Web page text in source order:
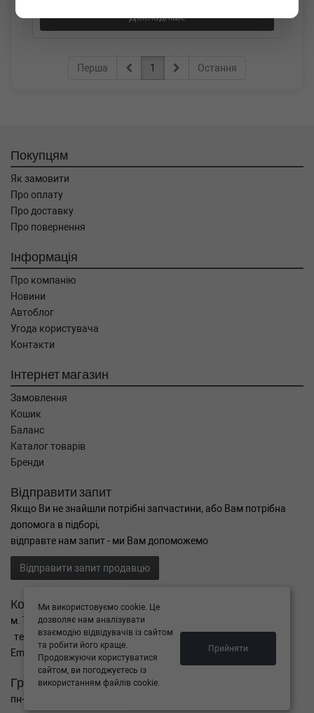
Докладніше
Перша 1 Остання
Покупцям
Як замовити
Про оплату
Про доставку
Про повернення
Інформація
Про компанію
Новини
Автоблог
Угода користувача
Контакти
Інтернет магазин
Замовлення
Кошик
Баланс
Каталог товарів
Бренди
Відправити запит
Якщо Ви не знайшли потрібні запчастини, або Вам потрібна
допомога в підборі,
відправте нам запит - ми Вам допоможемо
Відправити запит продавцю
Контакти
м. Тернопіль вул. Микулинецька 106а
тел. +38(099)650-59-19
Email. autokitparts@yahoo.com
Графік роботи
пн-пт з 9:00 до 17:00, сб - вихідний, нд - вихідний
Ми використовуємо cookie. Це
дозволяє нам аналізувати
взаємодію відвідувачів із сайтом
та робити його краще.
Продовжуючи користуватися
сайтом, ви погоджуєтесь із
використанням файлів cookie.
Прийняти